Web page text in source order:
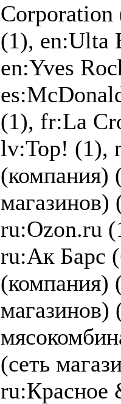
Corporation
(1), en:Ulta
en:Yves
(1), fr:La
lv:Top! (1),
(компания)
магазинов)
ru:Ozon.ru
ru:Ак Барс
(компания)
магазинов)
(сеть
ru:Красное